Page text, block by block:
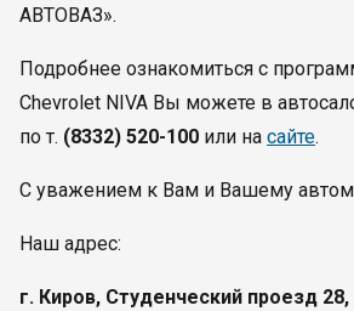
АВТОВАЗ».
Подробнее ознакомиться c
Chevrolet NIVA Вы можете в
по т. (8332) 520-100 или на сайте.
С уважением к Вам и Вашему
Наш адрес:
г. Киров, Студенческий проезд